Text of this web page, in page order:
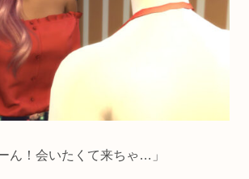
ん！会いたくて来ちゃ…」